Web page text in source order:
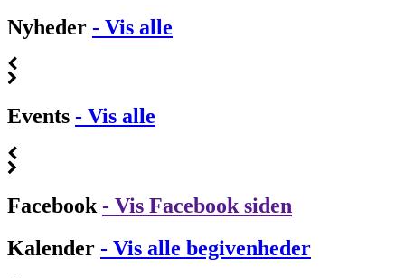
Nyheder - Vis alle
Events - Vis alle
Facebook - Vis Facebook siden
Kalender - Vis alle begivenheder